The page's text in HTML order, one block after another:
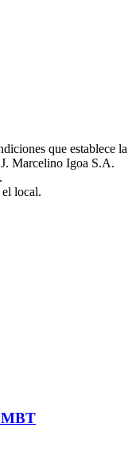
que establece la
Marcelino Igoa S.A.
local.
MBT